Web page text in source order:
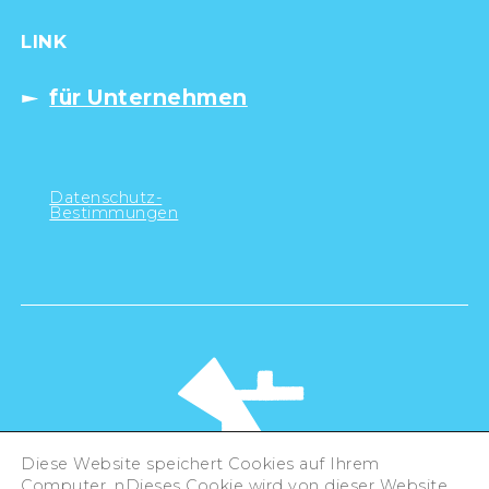
LINK
für Unternehmen
Datenschutz-
Bestimmungen
Diese Website speichert Cookies auf Ihrem